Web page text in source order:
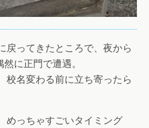
戻ってきたところで、夜から
に正門で遭遇。
校名変わる前に立ち寄ったら
めっちゃすごいタイミング